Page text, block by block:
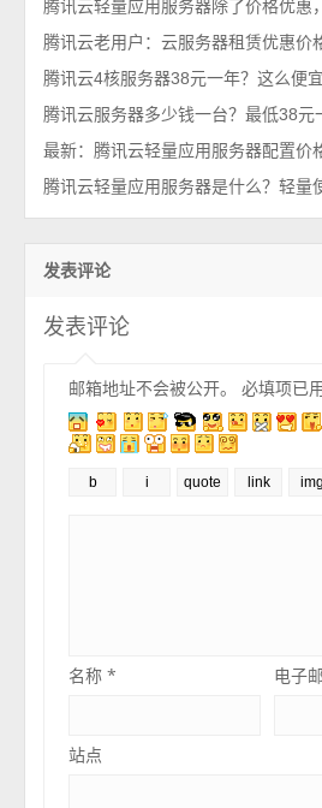
腾讯云服务器多少钱一台？最低38元
发表评论
发表评论
邮箱地址不会被公开。 必填项已
名称* 电子
站点